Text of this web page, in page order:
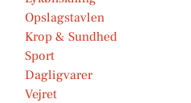
Opslagstavlen
Krop & Sundhed
Sport
Dagligvarer
Vejret